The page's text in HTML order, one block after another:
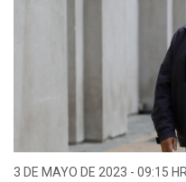
3 DE MAYO DE 2023 - 09:15